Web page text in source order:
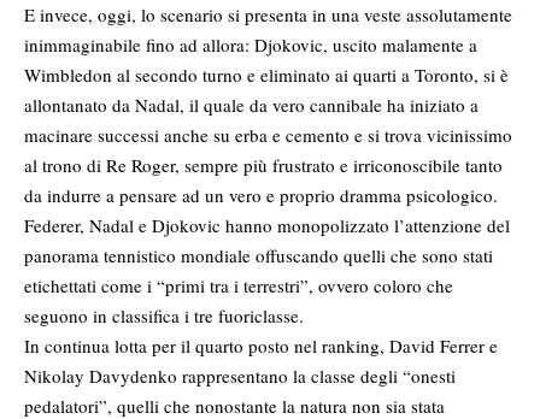
E invece, oggi, lo scenario si presenta in una veste assolutamente
inimmaginabile fino ad allora: Djokovic, uscito malamente a
Wimbledon al secondo turno e eliminato ai quarti a Toronto, si è
allontanato da Nadal, il quale da vero cannibale ha iniziato a
macinare successi anche su erba e cemento e si trova vicinissimo
al trono di Re Roger, sempre più frustrato e irriconoscibile tanto
da indurre a pensare ad un vero e proprio dramma psicologico.
Federer, Nadal e Djokovic hanno monopolizzato l’attenzione del
panorama tennistico mondiale offuscando quelli che sono stati
etichettati come i “primi tra i terrestri”, ovvero coloro che
seguono in classifica i tre fuoriclasse.
In continua lotta per il quarto posto nel ranking, David Ferrer e
Nikolay Davydenko rappresentano la classe degli “onesti
pedalatori”, quelli che nonostante la natura non sia stata